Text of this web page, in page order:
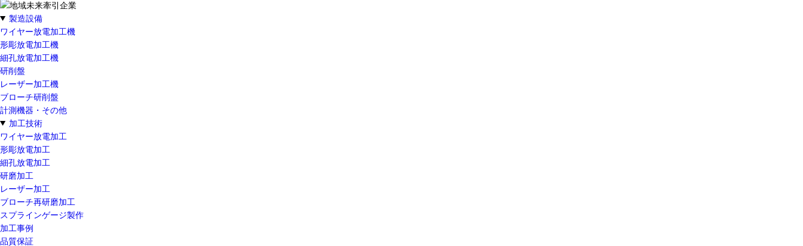
製造設備
ワイヤー放電加工機
形彫放電加工機
細孔放電加工機
研削盤
レーザー加工機
ブローチ研削盤
計測機器・その他
加工技術
ワイヤー放電加工
形彫放電加工
細孔放電加工
研磨加工
レーザー加工
ブローチ再研磨加工
スプラインゲージ製作
加工事例
品質保証